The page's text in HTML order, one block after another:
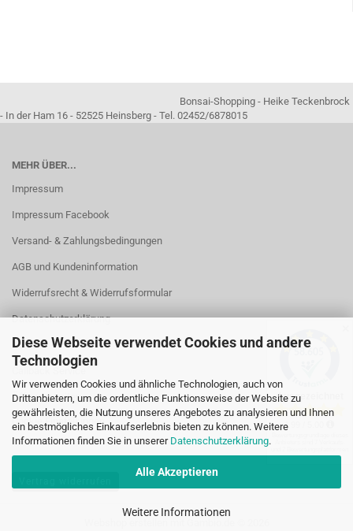
Diese Webseite verwendet Cookies und andere
Technologien
Wir verwenden Cookies und ähnliche Technologien, auch von
Drittanbietern, um die ordentliche Funktionsweise der Website zu
gewährleisten, die Nutzung unseres Angebotes zu analysieren und Ihnen
ein bestmögliches Einkaufserlebnis bieten zu können. Weitere
Informationen finden Sie in unserer Datenschutzerklärung.
Alle Akzeptieren
Weitere Informationen
Bonsai-Shopping - Heike Teckenbrock
- In der Ham 16 - 52525 Heinsberg - Tel. 02452/6878015
MEHR ÜBER...
Impressum
Impressum Facebook
Versand- & Zahlungsbedingungen
AGB und Kundeninformation
Widerrufsrecht & Widerrufsformular
Datenschutzerklärung
Kontakt
Callback Service
Öffnungszeiten
Cookie Einstellungen